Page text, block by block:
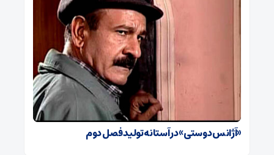
«آژانس دوستی» در آستانه تولید فصل دوم